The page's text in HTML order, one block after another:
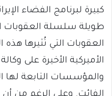
كبيرة لبرنامج الفضاء
طويلة سلسلة العقوبات
العقوبات التي تُثيرها هذه
الأميركية الأخيرة على
والمؤسسات التابعة لها